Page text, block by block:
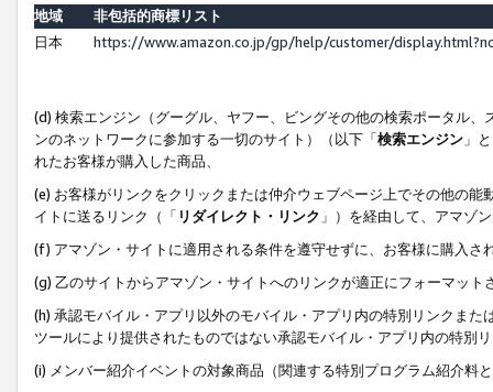
地域
非包括的商標リスト
日本
https://www.amazon.co.jp/gp/help/customer/
(d) 検索エンジン（グーグル、ヤフー、ビングその他の検索ポータル
ンのネットワークに参加する一切のサイト）（以下「検索エンジン 」
れたお客様が購入した商品、
(e) お客様がリンクをクリックまたは仲介ウェブページ上でその他の
イトに送るリンク（「 リダイレクト・リンク 」）を経由して、アマゾ
(f) アマゾン・サイトに適用される条件を遵守せずに、お客様に購入さ
(g) 乙のサイトからアマゾン・サイトへのリンクが適正にフォーマッ
(h) 承認モバイル・アプリ以外のモバイル・アプリ内の特別リンクま
ツールにより提供されたものではない承認モバイル・アプリ内の特別
(i) メンバー紹介イベントの対象商品（関連する特別プログラム紹介料